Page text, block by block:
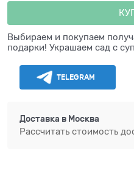
Выбираем и покупаем
подарки! Украшаем сад с
TELEGRAM
Доставка в Москва
Рассчитать стоимость